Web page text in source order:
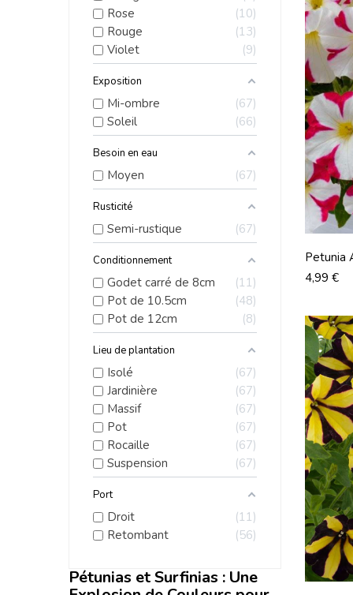
Rose
10
Rouge
13
Violet
9
Exposition
Mi-ombre
67
Soleil
66
Besoin en eau
Moyen 67
Rusticité
Semi-rustique 67
Conditionnement
Godet carré de 8cm
11
Pot de 10.5cm
48
Pot de 12cm
8
Lieu de plantation
Isolé
67
Jardinière
67
Massif
67
Pot
67
Rocaille
67
Suspension
67
Port
Droit
11
Retombant
56
Pétunias et Surfinias : Une
Petunia
Prix
4,99 €